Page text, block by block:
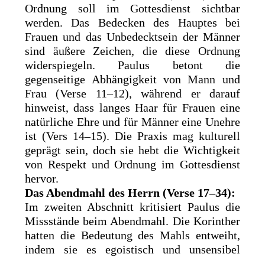
Ordnung soll im Gottesdienst sichtbar
werden. Das Bedecken des Hauptes bei
Frauen und das Unbedecktsein der Männer
sind äußere Zeichen, die diese Ordnung
widerspiegeln. Paulus betont die
gegenseitige Abhängigkeit von Mann und
Frau (Verse 11–12), während er darauf
hinweist, dass langes Haar für Frauen eine
natürliche Ehre und für Männer eine Unehre
ist (Vers 14–15). Die Praxis mag kulturell
geprägt sein, doch sie hebt die Wichtigkeit
von Respekt und Ordnung im Gottesdienst
hervor.
Das Abendmahl des Herrn (Verse 17–34):
Im zweiten Abschnitt kritisiert Paulus die
Missstände beim Abendmahl. Die Korinther
hatten die Bedeutung des Mahls entweiht,
indem sie es egoistisch und unsensibel